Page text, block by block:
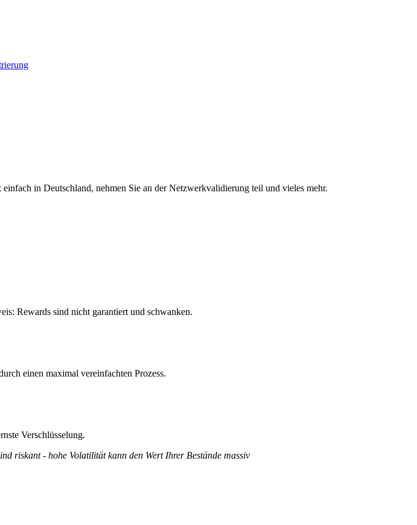
in Deutschland, nehmen Sie an der Netzwerkvalidierung teil und vieles mehr.
Rewards sind nicht garantiert und schwanken.
einen maximal vereinfachten Prozess.
Verschlüsselung.
riskant - hohe Volatilität kann den Wert Ihrer Bestände massiv